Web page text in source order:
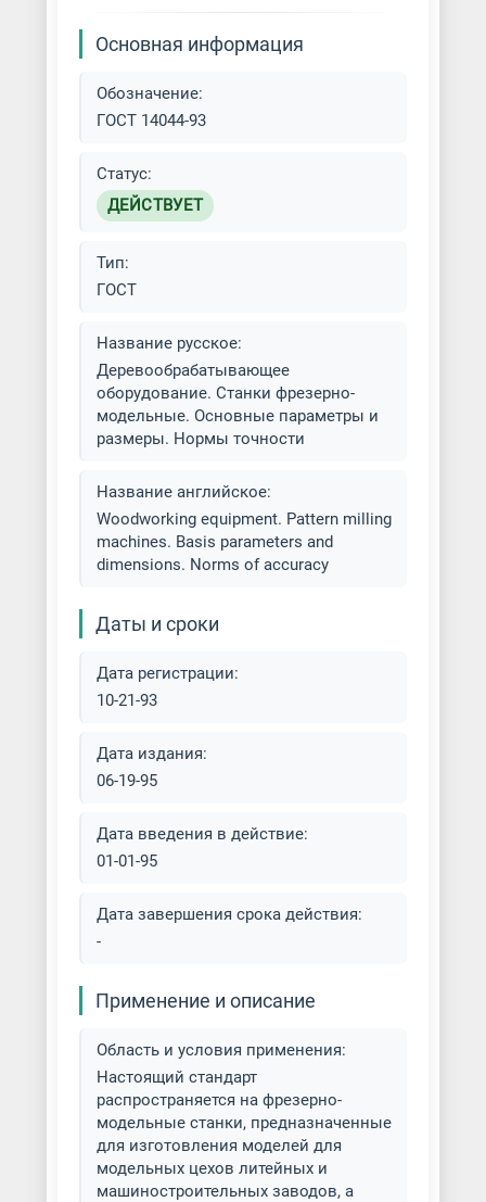
Основная информация
Обозначение:
ГОСТ 14044-93
Статус:
ДЕЙСТВУЕТ
Тип:
ГОСТ
Название русское:
Деревообрабатывающее
оборудование. Станки фрезерно-
модельные. Основные параметры и
размеры. Нормы точности
Название английское:
Woodworking equipment. Pattern milling
machines. Basis parameters and
dimensions. Norms of accuracy
Даты и сроки
Дата регистрации:
10-21-93
Дата издания:
06-19-95
Дата введения в действие:
01-01-95
Дата завершения срока действия:
-
Применение и описание
Область и условия применения:
Настоящий стандарт
распространяется на фрезерно-
модельные станки, предназначенные
для изготовления моделей для
модельных цехов литейных и
машиностроительных заводов, а